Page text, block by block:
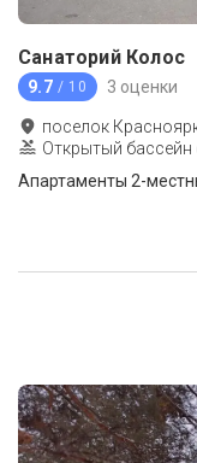
Санаторий Колос
9.7 / 10 3 оценки
поселок
Открытый
Апартаменты 2-